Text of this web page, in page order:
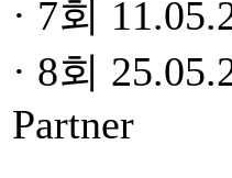
· 7회
· 8회
Partner